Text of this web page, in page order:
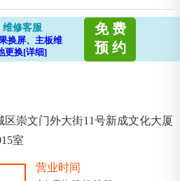
维修客服
换屏、主板维
更换[详细]
免 费
预 约
区崇文门外大街11号新成文化大厦
室
营业时间